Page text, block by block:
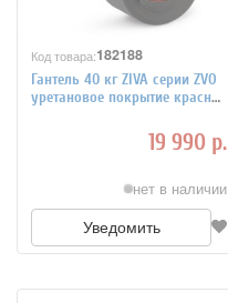
Код товара:182188
Гантель 40 кг ZIVA серии ZVO
уретановое покрытие красная
19 990 р.
нет в наличии
Уведомить